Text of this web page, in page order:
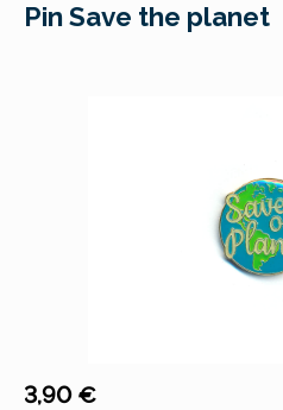
Pin Save the planet
Regulärer Preis:
3,90 €